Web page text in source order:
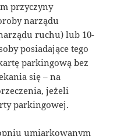
przyczyny
narządu
ruchu) lub 10-
posiadające tego
parkingową bez
się – na
jeżeli
parkingowej.
umiarkowanym